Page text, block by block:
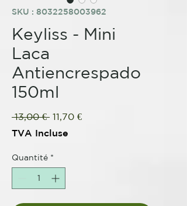
SKU : 8032258003962
Keyliss - Mini
Laca
Antiencrespado
150ml
13,00 € Prix
original
11,70 €Prix
TVA Incluse
Quantité *